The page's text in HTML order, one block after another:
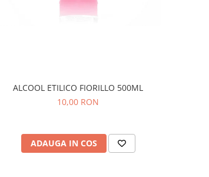
ALCOOL ETILICO FIORILLO 500ML
10,00 RON
ADAUGA IN COS